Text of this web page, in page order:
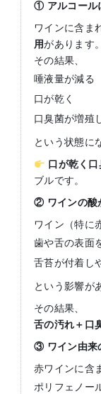
① アルコール
ワインに含ま
用があります。
その結果、
唾液量が減る
口が乾く
口臭菌が増殖
という状態に
口が乾く口
ブルです。
② ワインの酸
ワイン（特に
歯や舌の表面
舌苔が付着し
という影響が
その結果、
舌の汚れ＋口
③ ワイン由来
赤ワインに含
ポリフェノー